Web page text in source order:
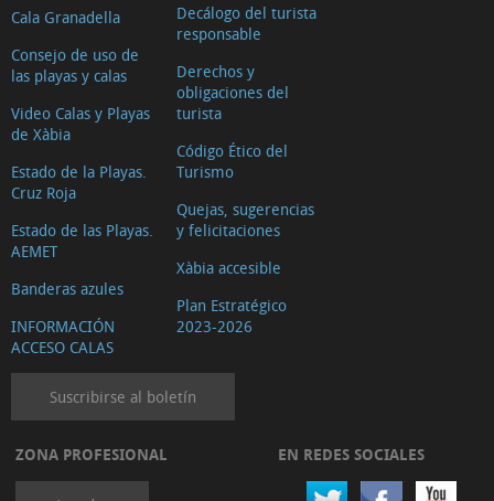
Cala Granadella
Consejo de uso de
las playas y calas
Video Calas y Playas
de Xàbia
Estado de la Playas.
Cruz Roja
Estado de las Playas.
AEMET
Banderas azules
INFORMACIÓN
ACCESO CALAS
Decálogo del turista
responsable
Derechos y
obligaciones del
turista
Código Ético del
Turismo
Quejas, sugerencias
y felicitaciones
Xàbia accesible
Plan Estratégico
2023-2026
Suscribirse al boletín
ZONA PROFESIONAL EN REDES SOCIALES